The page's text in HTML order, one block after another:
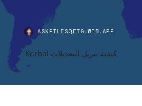
ASKFILESQETG.WEB.APP
Kerbal كيفية تنزيل التعديلات